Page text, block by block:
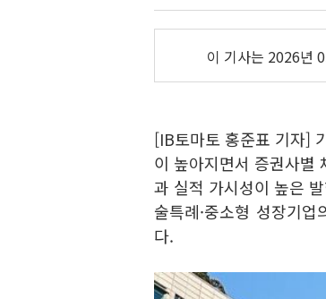
이 기사는 2026년
[IB토마토 홍준표 기자]
이 높아지면서 증권사별
과 실적 가시성이 높은
술특례·중소형 성장기
다.